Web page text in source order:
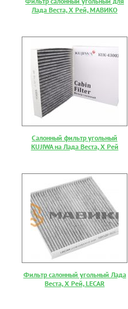
Лада Веста, Х Рей, МАВИКО
Салонный фильтр угольный
KUJIWA на Лада Веста, Х Рей
Фильтр салонный угольный Лада
Веста, Х Рей, LECAR